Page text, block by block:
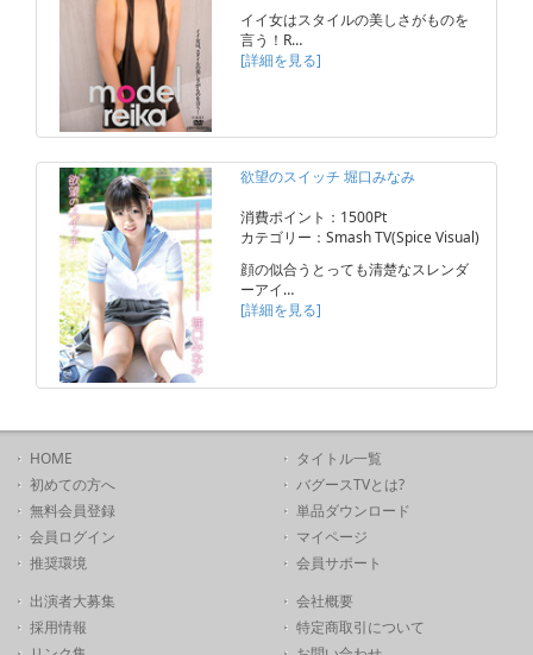
イイ女はスタイルの美しさがものを
言う！R…
[詳細を見る]
欲望のスイッチ 堀口みなみ
消費ポイント：1500Pt
カテゴリー：Smash TV(Spice Visual)
顔の似合うとっても清楚なスレンダ
ーアイ…
[詳細を見る]
HOME
初めての方へ
無料会員登録
会員ログイン
推奨環境
タイトル一覧
バグースTVとは?
単品ダウンロード
マイページ
会員サポート
出演者大募集
採用情報
会社概要
特定商取引について